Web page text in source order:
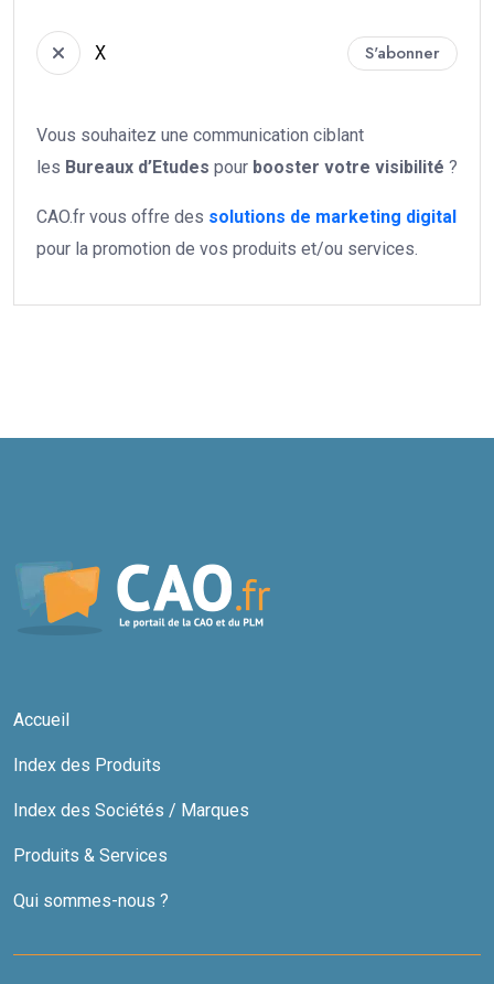
X S'abonner
Vous souhaitez une communication ciblant
les Bureaux d’Etudes pour booster votre visibilité ?
CAO.fr vous offre des solutions de marketing digital
pour la promotion de vos produits et/ou services.
Accueil
Index des Produits
Index des Sociétés / Marques
Produits & Services
Qui sommes-nous ?